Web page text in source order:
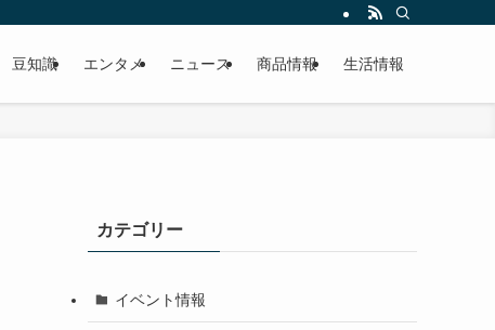
豆知識 エンタメ ニュース 商品情報 生活情報
カテゴリー
イベント情報